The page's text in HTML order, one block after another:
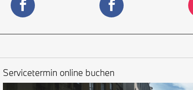
Servicetermin online buchen